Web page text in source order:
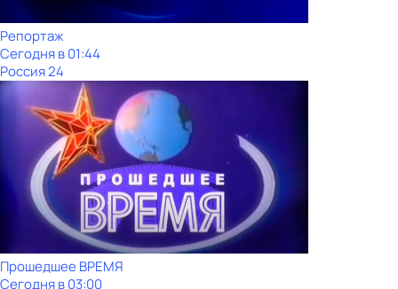
Репортаж
Сегодня в 01:44
Россия 24
Прошедшее ВРЕМЯ
Сегодня в 03:00